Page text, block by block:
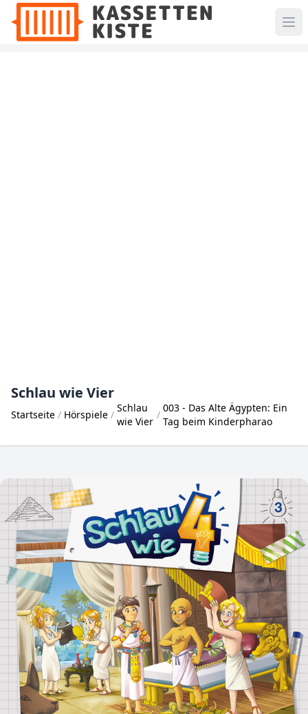
Schlau wie Vier
Startseite Hörspiele
Schlau
wie Vier
003 - Das Alte Ägypten: Ein
Tag beim Kinderpharao